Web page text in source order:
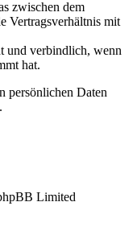
zwischen dem
Vertragsverhältnis mit
und verbindlich, wenn
hat.
persönlichen Daten
Limited